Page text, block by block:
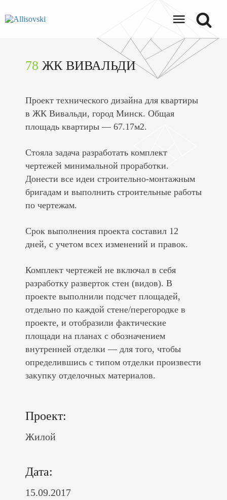
78 ЖК ВИВАЛЬДИ
Проект технического дизайна для квартиры
в ЖК Вивальди, город Минск. Общая
площадь квартиры — 67.17м2.
Стояла задача разработать комплект
чертежей минимальной проработки.
Донести все идеи строительно-монтажным
бригадам и выполнить строительные работы
по чертежам.
Срок выполнения проекта составил 12
дней, с учетом всех изменений и правок.
Комплект чертежей не включал в себя
разработку разверток стен (видов). В
проекте выполнили подсчет площадей,
отдельно по каждой стене/перегородке в
проекте, и отобразили фактические
площади на планах с обозначением
внутренней отделки — для того, чтобы
определившись с типом отделки произвести
закупку отделочных материалов.
Проект:
Жилой
Дата:
15.09.2017